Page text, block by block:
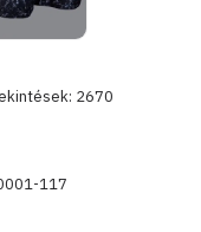
117
2670